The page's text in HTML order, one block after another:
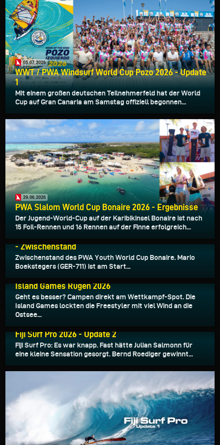
05.07.2026
WWT / PWA Windsurf World Cup Pozo 2026 - Update
1
Mit einem großen deutschen Teilnehmerfeld hat der World
Cup auf Gran Canaria am Samstag offiziell begonnen...
29.06.2026
PWA Slalom World Cup Bonaire 2026 - Ergebnisse
Der Jugend-World-Cup auf der Karibikinsel Bonaire ist nach
15 Foil-Rennen und 16 Rennen auf der Finne erfolgreich...
27.06.2026
- Zwischenstand
Zwischenstand des PWA Youth World Cup Bonaire. Mario
Boekstegers (GER-711) ist am Start...
Island Games Rügen 2026
Geht es besser? Campen direkt am Wettkampf-Spot. Die
Island Games lockten die Freestyler mit viel Wind an die
Ostsee...
Fiji Surf Pro 2026 - Update 2
Fiji Surf Pro: Es war knapp. Fast hätte Julian Salmonn für
eine kleine Sensation gesorgt. Bernd Roediger gewinnt...